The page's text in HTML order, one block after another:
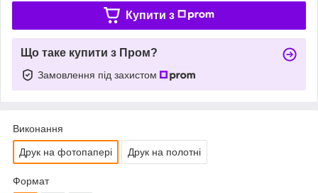
Купити з
Що таке купити з Пром?
Замовлення під захистом
Виконання
Друк на фотопапері Друк на полотні
Формат